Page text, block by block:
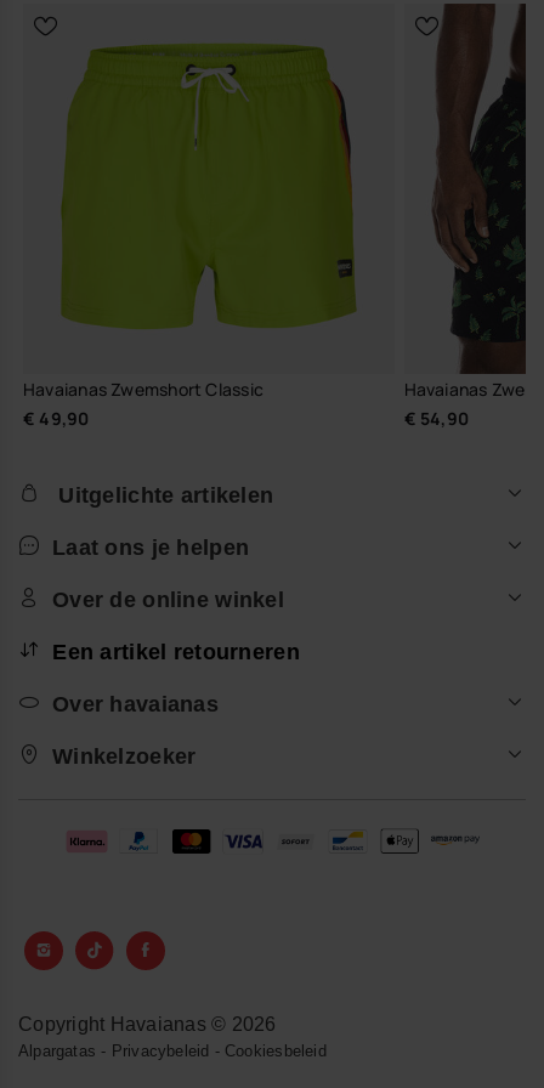
Havaianas Zwemshort Classic
€ 49,90
Havaianas
€ 54,90
Uitgelichte artikelen
Laat ons je helpen
Over de online winkel
Een artikel retourneren
Over havaianas
Winkelzoeker
Copyright Havaianas © 2026
Alpargatas - Privacybeleid - Cookiesbeleid